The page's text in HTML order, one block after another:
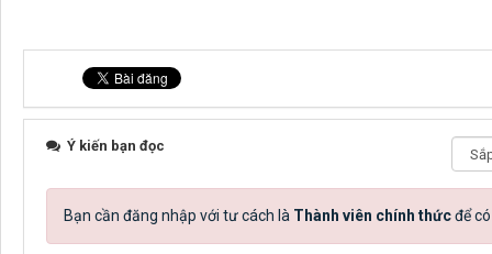
Ý kiến bạn đọc
Bạn cần đăng nhập với tư cách là Thành viên chính thứcđể